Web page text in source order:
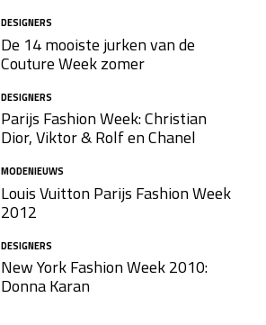
DESIGNERS
De 14 mooiste jurken van de
Couture Week zomer
DESIGNERS
Parijs Fashion Week: Christian
Dior, Viktor & Rolf en Chanel
MODENIEUWS
Louis Vuitton Parijs Fashion Week
2012
DESIGNERS
New York Fashion Week 2010:
Donna Karan